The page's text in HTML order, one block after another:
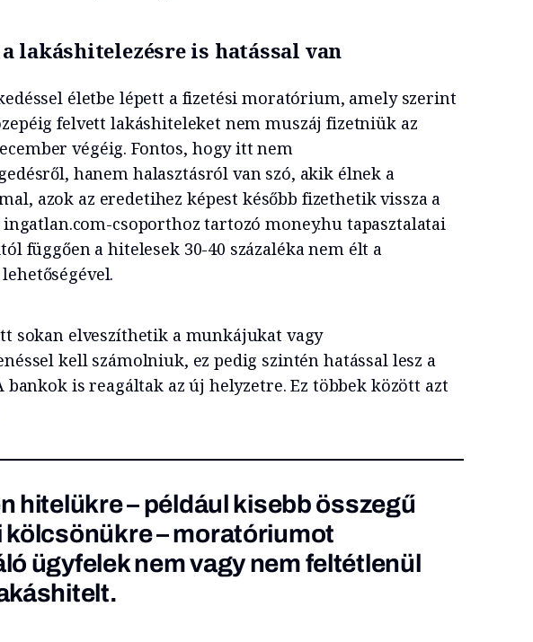
lakáshitelezésre is hatással van
életbe lépett a fizetési moratórium, amely szerint
felvett lakáshiteleket nem muszáj fizetniük az
végéig. Fontos, hogy itt nem
hanem halasztásról van szó, akik élnek a
azok az eredetihez képest később fizethetik vissza a
csoporthoz tartozó money.hu tapasztalatai
függően a hitelesek 30-40 százaléka nem élt a
sokan elveszíthetik a munkájukat vagy
kell számolniuk, ez pedig szintén hatással lesz a
bankok is reagáltak az új helyzetre. Ez többek között azt
hitelükre – például kisebb összegű
kölcsönükre – moratóriumot
ügyfelek nem vagy nem feltétlenül